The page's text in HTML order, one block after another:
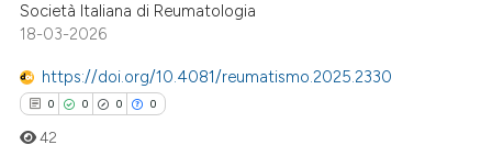
how this article has been
atscite.ai
shows how a scientific paper
Società Italiana di Reumatologia
18-03-2026
https://doi.org/10.4081/reumatismo.2025.2330
0 0 0 0
42